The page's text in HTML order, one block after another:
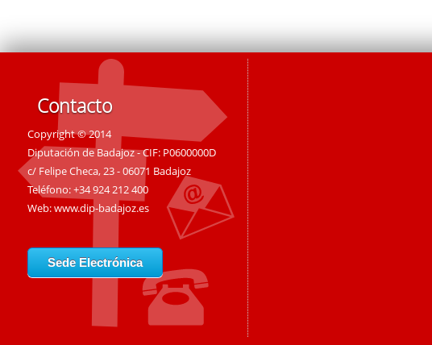
Contacto
Copyright © 2014
Diputación de Badajoz - CIF: P0600000D
c/ Felipe Checa, 23 - 06071 Badajoz
Teléfono: +34 924 212 400
Web:www.dip-badajoz.es
Sede Electrónica